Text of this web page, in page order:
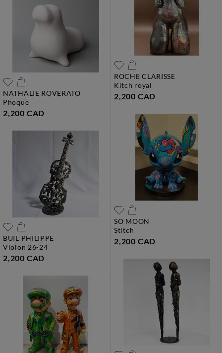
NATHALIE ROVERATO
phoque
2,200 CAD
ROCHE CLARISSE
kitch royal
2,200 CAD
BUIL PHILIPPE
violon 26-24
2,200 CAD
SO MOON
stitch
2,200 CAD